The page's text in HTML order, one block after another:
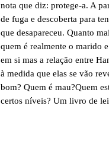
nota que diz: protege-a. A
de fuga e descoberta para
que desapareceu. Quanto
quem é realmente o marido
em si mas a relação entre
à medida que elas se vão
bom? Quem é mau?Quem
certos níveis? Um livro de